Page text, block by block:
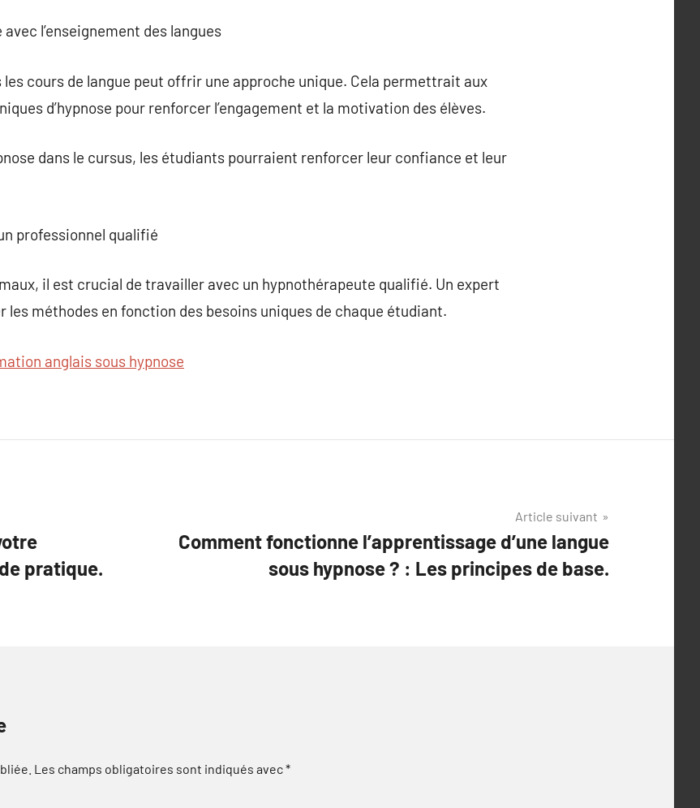
l’enseignement des langues
les cours de langue peut offrir une approche unique. Cela permettrait aux
d’hypnose pour renforcer l’engagement et la motivation des élèves.
dans le cursus, les étudiants pourraient renforcer leur confiance et leur
professionnel qualifié
il est crucial de travailler avec un hypnothérapeute qualifié. Un expert
les méthodes en fonction des besoins uniques de chaque étudiant.
anglais sous hypnose
pratique.
Article suivant
Comment fonctionne l’apprentissage d’une langue
sous hypnose ? : Les principes de base.
Les champs obligatoires sont indiqués avec*